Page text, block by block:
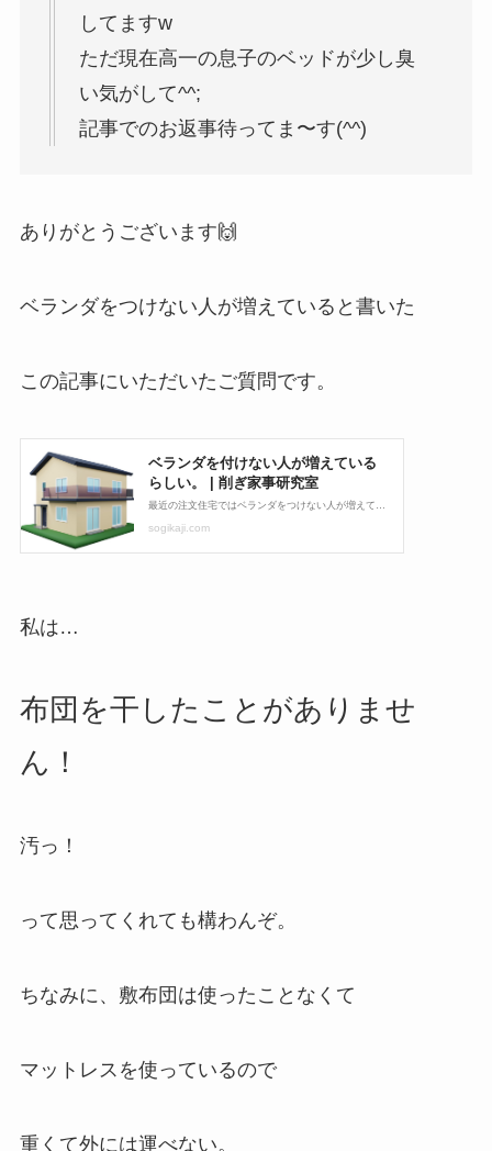
してますw
ただ現在高一の息子のベッドが少し臭
い気がして^^;
記事でのお返事待ってま〜す(^^)
ありがとうございます🙌
ベランダをつけない人が増えていると書いた
この記事にいただいたご質問です。
私は…
布団を干したことがありませ
ん！
汚っ！
って思ってくれても構わんぞ。
ちなみに、敷布団は使ったことなくて
マットレスを使っているので
重くて外には運べない。